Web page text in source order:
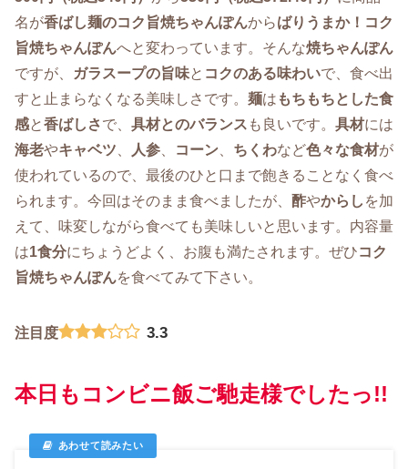
名が香ばし麺のコク旨焼ちゃんぽんからばりうまか！コク
旨焼ちゃんぽんへと変わっています。そんな焼ちゃんぽん
ですが、
ガラスープの旨味と コクのある味わいで、食べ出
すと止まらなくなる美味しさです。 麺は もちもちとした食
感と香ばしさで、 具材とのバランス も良いです。 具材には
海老やキャベツ 人参 コーン ちくわなど色々な食材が
使われているので、最後のひと口まで飽きることなく食べ
られます。今回はそのまま食べましたが、 酢やからし を加
えて、味変しながら食べても美味しいと思います。内容量
は1食分にちょうどよく、お腹も満たされます。ぜひコク
旨焼ちゃんぽんを食べてみて下さい。
注目度 3.3
本日もコンビニ飯ご馳走様でしたっ!!